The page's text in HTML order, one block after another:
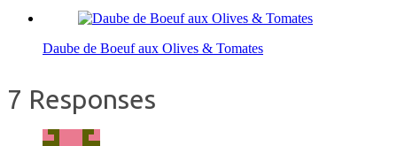
Daube de Boeuf aux Olives & Tomates
7 Responses